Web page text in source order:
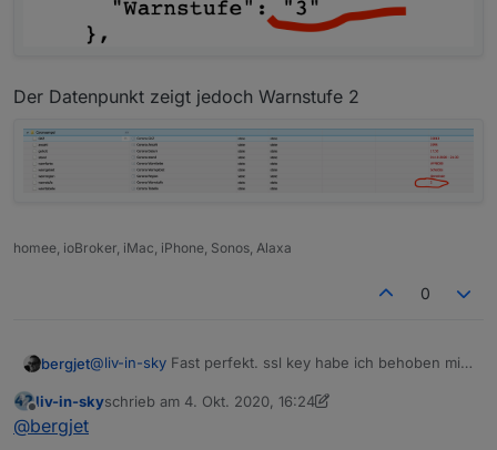
Der Datenpunkt zeigt jedoch Warnstufe 2
homee, ioBroker, iMac, iPhone, Sonos, Alaxa
0
bergjet@liv-in-sky Fast perfekt. ssl key habe ich behoben mit
Aber
Der Datenpunkt zeigt jedoch Warnstufe 2
Offline
liv-in-skyschrieb am 4. Okt. 2020, 16:24
zuletzt editiert von liv-in-sky10. Apr. 2020, 18:27
@bergjet